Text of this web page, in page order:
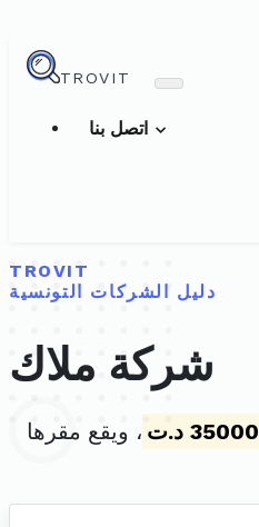
TROVIT
TROVIT
دليل الشركات التونسية
شركة ملاك
35000 د.ت
، ويقع مقرها